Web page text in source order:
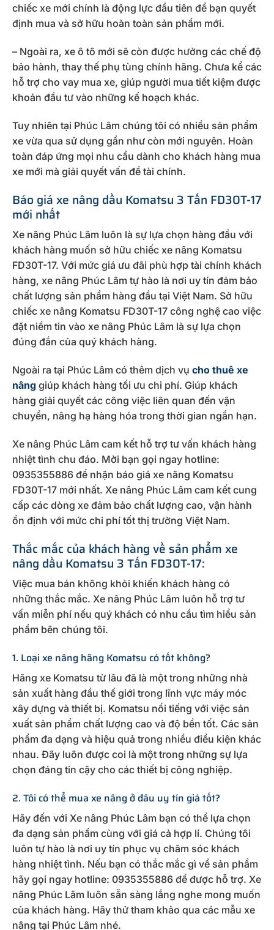
chiếc xe mới chính là động lực đầu tiên để bạn quyết
định mua và sở hữu hoàn toàn sản phẩm mới.
– Ngoài ra, xe ô tô mới sẽ còn được hưởng các chế độ
bảo hành, thay thế phụ tùng chính hãng. Chưa kể các
hỗ trợ cho vay mua xe, giúp người mua tiết kiệm được
khoản đầu tư vào những kế hoạch khác.
Tuy nhiên tại Phúc Lâm chúng tôi có nhiều sản phẩm
xe vừa qua sử dụng gần như còn mới nguyên. Hoàn
toàn đáp ứng mọi nhu cầu dành cho khách hàng mua
xe mới mà giải quyết vấn đề tài chính.
Báo giá xe nâng dầu Komatsu 3 Tấn FD30T-17
mới nhất
Xe nâng Phúc Lâm luôn là sự lựa chọn hàng đầu với
khách hàng muốn sở hữu chiếc xe nâng Komatsu
FD30T-17. Với mức giá ưu đãi phù hợp tài chính khách
hàng, xe nâng Phúc Lâm tự hào là nơi uy tín đảm bảo
chất lượng sản phẩm hàng đầu tại Việt Nam. Sở hữu
chiếc xe nâng Komatsu FD30T-17 công nghệ cao việc
đặt niềm tin vào xe nâng Phúc Lâm là sự lựa chọn
đúng đắn của quý khách hàng.
Ngoài ra tại Phúc Lâm có thêm dịch vụ cho thuê xe
nâng giúp khách hàng tối ưu chi phí. Giúp khách
hàng giải quyết các công việc liên quan đến vận
chuyển, nâng hạ hàng hóa trong thời gian ngắn hạn.
Xe nâng Phúc Lâm cam kết hỗ trợ tư vấn khách hàng
nhiệt tình chu đáo. Mời bạn gọi ngay hotline:
0935355886 để nhận báo giá xe nâng Komatsu
FD30T-17 mới nhất. Xe nâng Phúc Lâm cam kết cung
cấp các dòng xe đảm bảo chất lượng cao, vận hành
ổn định với mức chi phí tốt thị trường Việt Nam.
Thắc mắc của khách hàng về sản phẩm xe
nâng dầu Komatsu 3 Tấn FD30T-17:
Việc mua bán không khỏi khiến khách hàng có
những thắc mắc. Xe nâng Phúc Lâm luôn hỗ trợ tư
vấn miễn phí nếu quý khách có nhu cầu tìm hiểu sản
phẩm bên chúng tôi.
1. Loại xe nâng hãng Komatsu có tốt không?
Hãng xe Komatsu từ lâu đã là một trong những nhà
sản xuất hàng đầu thế giới trong lĩnh vực máy móc
xây dựng và thiết bị. Komatsu nổi tiếng với việc sản
xuất sản phẩm chất lượng cao và độ bền tốt. Các sản
phẩm đa dạng và hiệu quả trong nhiều điều kiện khác
nhau. Đây luôn được coi là một trong những sự lựa
chọn đáng tin cậy cho các thiết bị công nghiệp.
2. Tôi có thể mua xe nâng ở đâu uy tín giá tốt?
Hãy đến với Xe nâng Phúc Lâm bạn có thể lựa chọn
đa dạng sản phẩm cùng với giá cả hợp lí. Chúng tôi
luôn tự hào là nơi uy tín phục vụ chăm sóc khách
hàng nhiệt tình. Nếu bạn có thắc mắc gì về sản phẩm
hãy gọi ngay hotline: 0935355886 để được hỗ trợ. Xe
nâng Phúc Lâm luôn sẵn sàng lắng nghe mong muốn
của khách hàng. Hãy thử tham khảo qua các mẫu xe
nâng tại Phúc Lâm nhé.